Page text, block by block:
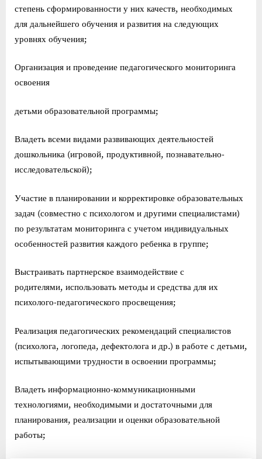
степень сформированности у них качеств, необходимых
для дальнейшего обучения и развития на следующих
уровнях обучения;
Организация и проведение педагогического мониторинга
освоения
детьми образовательной программы;
Владеть всеми видами развивающих деятельностей
дошкольника (игровой, продуктивной, познавательно-
исследовательской);
Участие в планировании и корректировке образовательных
задач (совместно с психологом и другими специалистами)
по результатам мониторинга с учетом индивидуальных
особенностей развития каждого ребенка в группе;
Выстраивать партнерское взаимодействие с
родителями, использовать методы и средства для их
психолого-педагогического просвещения;
Реализация педагогических рекомендаций специалистов
(психолога, логопеда, дефектолога и др.) в работе с детьми,
испытывающими трудности в освоении программы;
Владеть информационно-коммуникационными
технологиями, необходимыми и достаточными для
планирования, реализации и оценки образовательной
работы;